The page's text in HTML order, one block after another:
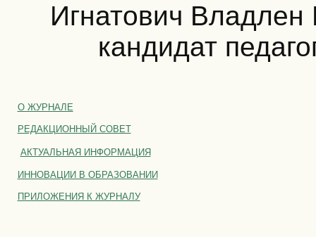
Игнатович Владлен
кандидат
О ЖУРНАЛЕ
РЕДАКЦИОННЫЙ СОВЕТ
АКТУАЛЬНАЯ ИНФОРМАЦИЯ
ИННОВАЦИИ В ОБРАЗОВАНИИ
ПРИЛОЖЕНИЯ К ЖУРНАЛУ